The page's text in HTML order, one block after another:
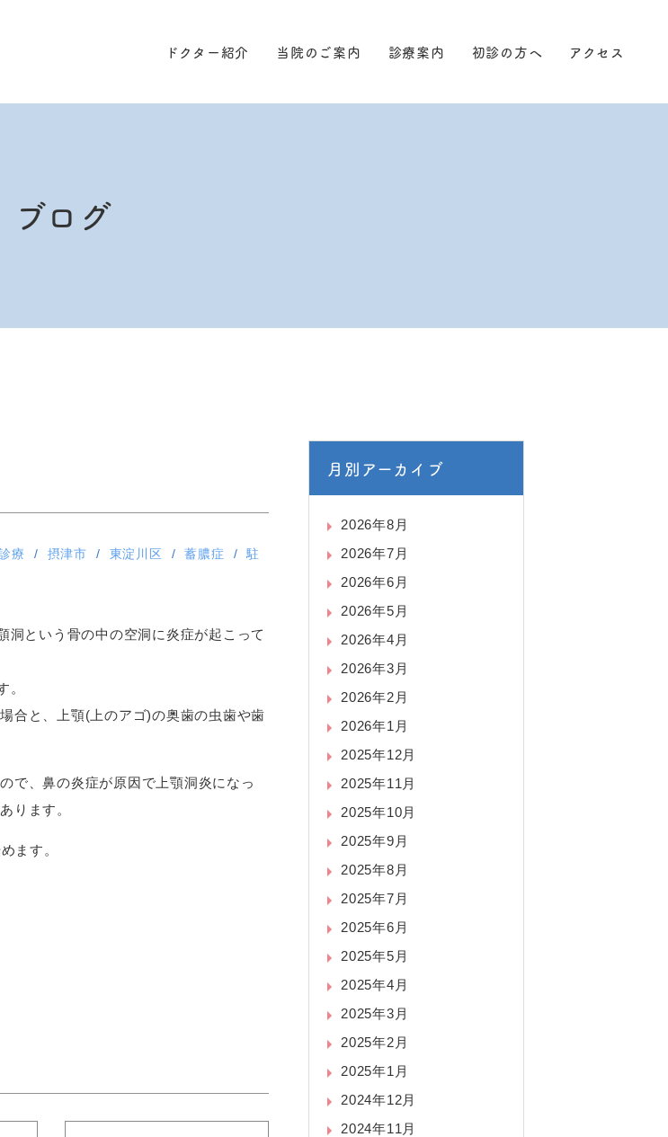
ドクター紹介 当院のご案内 診療案内 初診の方へ アクセス
ブログ
療 摂津市 東淀川区 蓄膿症
駐
洞という骨の中の空洞に炎症が起こって
。
合と、上顎(上のアゴ)の奥歯の虫歯や歯
で、鼻の炎症が原因で上顎洞炎になっ
ります。
ます。
月別アーカイブ
2026年8月
2026年7月
2026年6月
2026年5月
2026年4月
2026年3月
2026年2月
2026年1月
2025年12月
2025年11月
2025年10月
2025年9月
2025年8月
2025年7月
2025年6月
2025年5月
2025年4月
2025年3月
2025年2月
2025年1月
2024年12月
2024年11月